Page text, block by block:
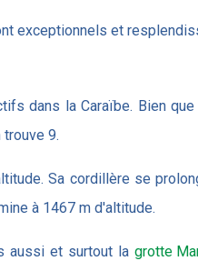
exceptionnels et
dans la Caraïbe. Bien
9.
Sa cordillère se
à 1467 m d'altitude.
aussi et surtout lagrotte